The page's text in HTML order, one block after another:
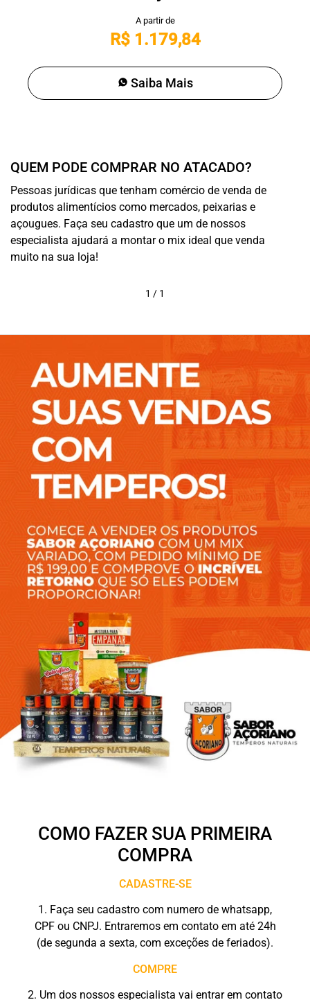
R$ 1.179,84
Saiba Mais
QUEM PODE COMPRAR NO ATACADO?
Pessoas jurídicas que tenham comércio de venda de
produtos alimentícios como mercados, peixarias e
açougues. Faça seu cadastro que um de nossos
especialista ajudará a montar o mix ideal que venda
muito na sua loja!
1 / 1
COMO FAZER SUA PRIMEIRA
COMPRA
CADASTRE-SE
1. Faça seu cadastro com numero de whatsapp,
CPF ou CNPJ. Entraremos em contato em até 24h
(de segunda a sexta, com exceções de feriados).
COMPRE
2. Um dos nossos especialista vai entrar em contato